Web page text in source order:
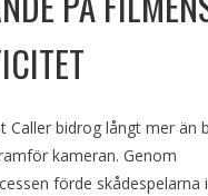
Caller bidrog långt mer än
kameran. Genom
förde skådespelarna